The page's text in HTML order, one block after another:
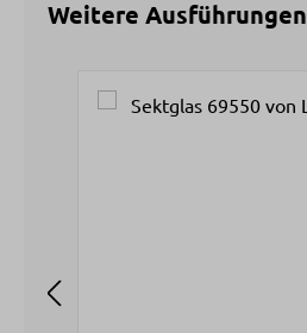
Weitere Ausführungen